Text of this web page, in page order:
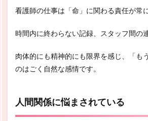
看護師の仕事は「命」に関わる責任が常
時間内に終わらない記録、スタッフ間の
肉体的にも精神的にも限界を感じ、「も
のはごく自然な感情です。
人間関係に悩まされている